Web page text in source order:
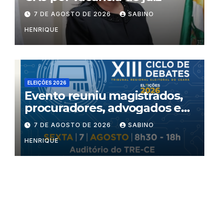
7 DE AGOSTO DE 2026 SABINO
HENRIQUE
ELEIÇÕES 2026
Evento reuniu magistrados,
procuradores, advogados e
especialistas para debater
inteligência artificial,
criminalidade organizada e
violência política de gênero
7 DE AGOSTO DE 2026 SABINO
HENRIQUE